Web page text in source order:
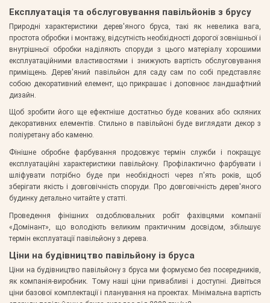
Експлуатація та обслуговування павільйонів з брусу
Природні характеристики дерев'яного бруса, такі як невелика вага,
простота обробки і монтажу, відсутність необхідності дорогої зовнішньої і
внутрішньої обробки наділяють споруди з цього матеріалу хорошими
експлуатаційними властивостями і знижують вартість обслуговування
приміщень. Дерев'яний павільйон для саду сам по собі представляє
собою декоративний елемент, що прикрашає і доповнює ландшафтний
дизайн.
Щоб зробити його ще ефектніше достатньо буде кованих або скляних
декоративних елементів. Стильно в павільйоні буде виглядати декор з
поліуретану або каменю.
Фінішне обробне фарбування продовжує термін служби і покращує
експлуатаційні характеристики павільйону. Профілактично фарбувати і
шліфувати потрібно буде при необхідності через п'ять років, щоб
зберігати якість і довговічність споруди. Про довговічність дерев'яного
будинку детально читайте у статті.
Проведення фінішних оздоблювальних робіт фахівцями компанії
«Домінант», що володіють великим практичним досвідом, збільшує
термін експлуатації павільйону з дерева.
Ціни на будівництво павільйону із бруса
Ціни на будівництво павільйону з бруса ми формуємо без посередників,
як компанія-виробник. Тому наші ціни привабливі і доступні. Дивіться
ціни базової комплектації і планування на проектах. Мінімальна вартість